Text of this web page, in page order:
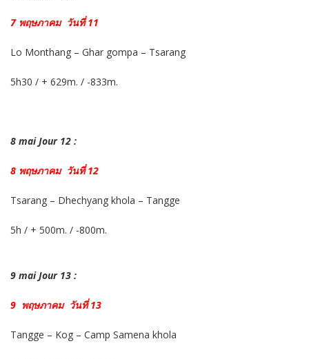
7 พฤษภาคม วันที่ 11
Lo Monthang – Ghar gompa – Tsarang
5h30 / + 629m. / -833m.
8 mai Jour 12 :
8 พฤษภาคม วันที่ 12
Tsarang – Dhechyang khola – Tangge
5h / + 500m. / -800m.
9 mai Jour 13 :
9 พฤษภาคม วันที่ 13
Tangge – Kog – Camp Samena khola